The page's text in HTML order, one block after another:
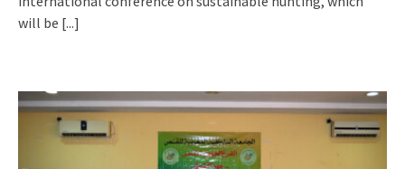
will be [...]